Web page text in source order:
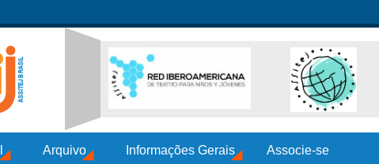
Arquivo Informações Gerais Associe-se